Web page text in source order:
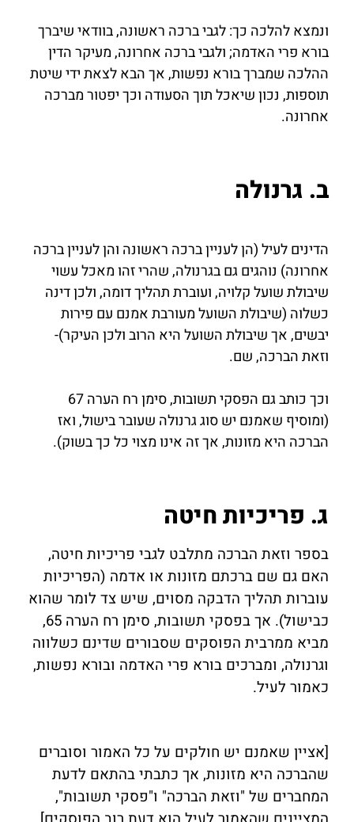
ונמצא להלכה כך: לגבי ברכה ראשונה, בוודאי שיברך
בורא פרי האדמה; ולגבי ברכה אחרונה, מעיקר הדין
ההלכה שמברך בורא נפשות, אך הבא לצאת ידי שיטת
תוספות, נכון שיאכל תוך הסעודה וכך יפטור מברכה
אחרונה.
ב. גרנולה
הדינים לעיל (הן לעניין ברכה ראשונה והן לעניין ברכה
אחרונה) נוהגים גם בגרנולה, שהרי זהו מאכל עשוי
שיבולת שועל קלויה, ועוברת תהליך דומה, ולכן דינה
כשלוה (שיבולת השועל מעורבת אמנם עם פירות
יבשים, אך שיבולת השועל היא הרוב ולכן העיקר)-
וזאת הברכה, שם.
וכך כותב גם הפסקי תשובות, סימן רח הערה 67
(ומוסיף שאמנם יש סוג גרנולה שעובר בישול, ואז
הברכה היא מזונות, אך זה אינו מצוי כל כך בשוק).
ג. פריכיות חיטה
בספר וזאת הברכה מתלבט לגבי פריכיות חיטה,
האם גם שם ברכתם מזונות או אדמה (הפריכיות
עוברות תהליך הדבקה מסוים, שיש צד לומר שהוא
כבישול). אך בפסקי תשובות, סימן רח הערה 65,
מביא ממרבית הפוסקים שסבורים שדינם כשלווה
וגרנולה, ומברכים בורא פרי האדמה ובורא נפשות,
כאמור לעיל.
[אציין שאמנם יש חולקים על כל האמור וסוברים
שהברכה היא מזונות, אך כתבתי בהתאם לדעת
המחברים של "וזאת הברכה" ו"פסקי תשובות",